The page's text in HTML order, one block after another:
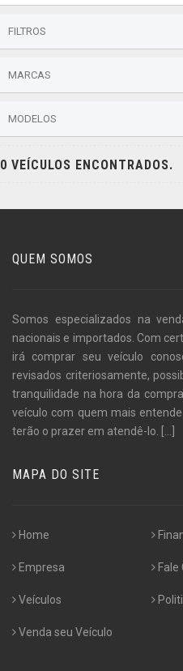
FILTROS
MARCAS
MODELOS
0 VEÍCULOS ENCONTRADOS.
QUEM SOMOS
Somos especializados na
nacionais e importados. Com
irá comprar seu veículo
revisados criteriosamente,
tranquilidade na hora da
veículo com quem mais
terão o prazer em atendê-lo.
MAPA DO SITE
Home
Empresa
Veículos
Venda seu Veículo
Fale